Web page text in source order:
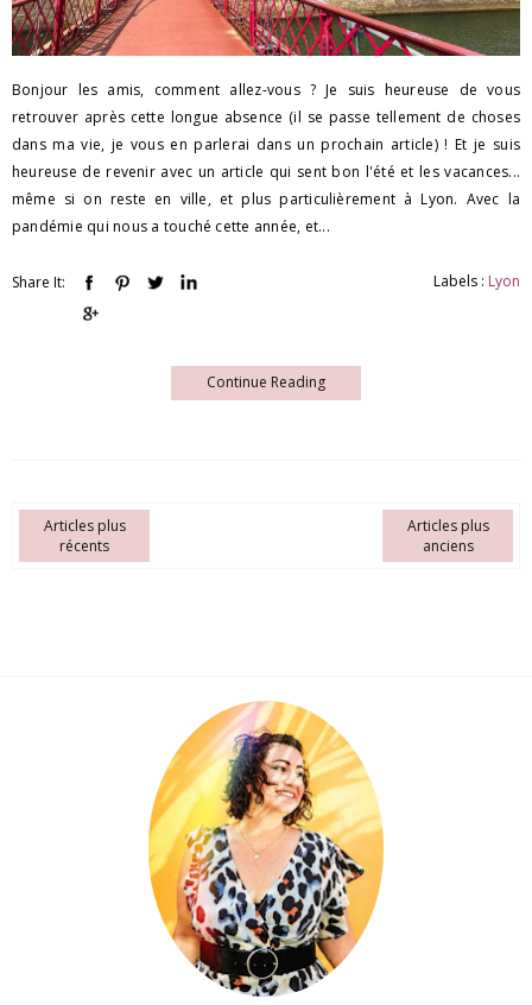
Bonjour les amis, comment allez-vous ? Je suis heureuse de vous
retrouver après cette longue absence (il se passe tellement de choses
dans ma vie, je vous en parlerai dans un prochain article) ! Et je suis
heureuse de revenir avec un article qui sent bon l'été et les vacances...
même si on reste en ville, et plus particulièrement à Lyon. Avec la
pandémie qui nous a touché cette année, et...
Share It: Labels : Lyon
Continue Reading
Articles plus
récents
Articles plus
anciens